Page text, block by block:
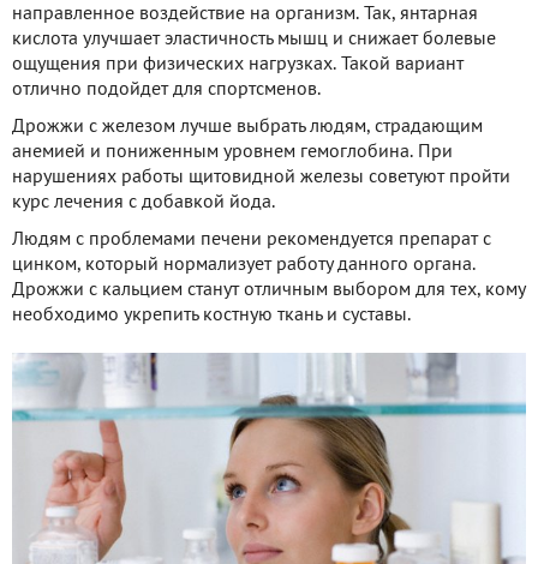
направленное воздействие на организм. Так, янтарная
кислота улучшает эластичность мышц и снижает болевые
ощущения при физических нагрузках. Такой вариант
отлично подойдет для спортсменов.
Дрожжи с железом лучше выбрать людям, страдающим
анемией и пониженным уровнем гемоглобина. При
нарушениях работы щитовидной железы советуют пройти
курс лечения с добавкой йода.
Людям с проблемами печени рекомендуется препарат с
цинком, который нормализует работу данного органа.
Дрожжи с кальцием станут отличным выбором для тех, кому
необходимо укрепить костную ткань и суставы.